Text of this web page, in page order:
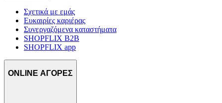
Σχετικά με εμάς
Ευκαιρίες καριέρας
Συνεργαζόμενα καταστήματα
SHOPFLIX B2B
SHOPFLIX app
ONLINE ΑΓΟΡΕΣ